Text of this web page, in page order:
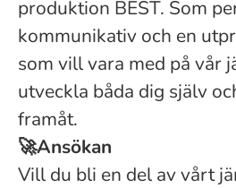
produktion BEST. Som
kommunikativ och en
som vill vara med på vår
utveckla båda dig själv
framåt.
🚀Ansökan
Vill du bli en del av vårt